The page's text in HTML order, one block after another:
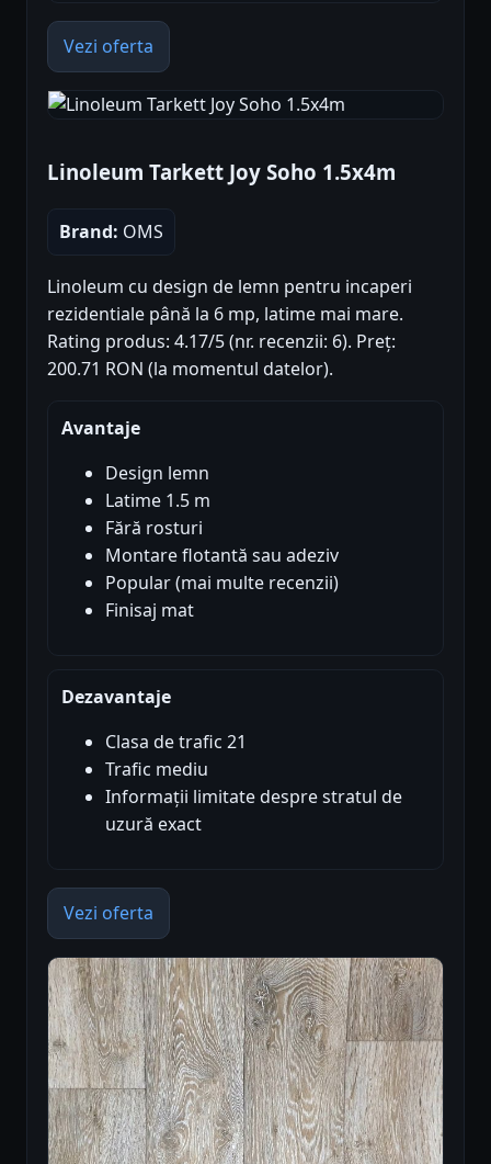
Vezi oferta
Linoleum Tarkett Joy Soho 1.5x4m
Brand: OMS
Linoleum cu design de lemn pentru incaperi
rezidentiale până la 6 mp, latime mai mare.
Rating produs: 4.17/5 (nr. recenzii: 6). Preț:
200.71 RON (la momentul datelor).
Avantaje
Design lemn
Latime 1.5 m
Fără rosturi
Montare flotantă sau adeziv
Popular (mai multe recenzii)
Finisaj mat
Dezavantaje
Clasa de trafic 21
Trafic mediu
Informații limitate despre stratul de
uzură exact
Vezi oferta